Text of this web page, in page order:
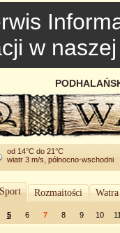
w
od 14°C do 21°C
wiatr 3 m/s, północno-wschodni
Sport Rozmaitości
5 6 7 8 9 10